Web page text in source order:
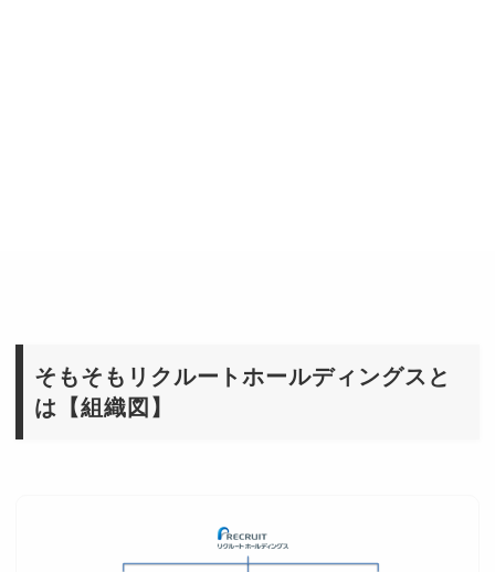
そもそもリクルートホールディングスと
は【組織図】